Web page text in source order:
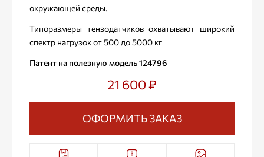
окружающей среды.
Типоразмеры тензодатчиков охватывают широкий
спектр нагрузок от 500 до 5000 кг
Патент на полезную модель 124796
21 600 ₽
ОФОРМИТЬ ЗАКАЗ